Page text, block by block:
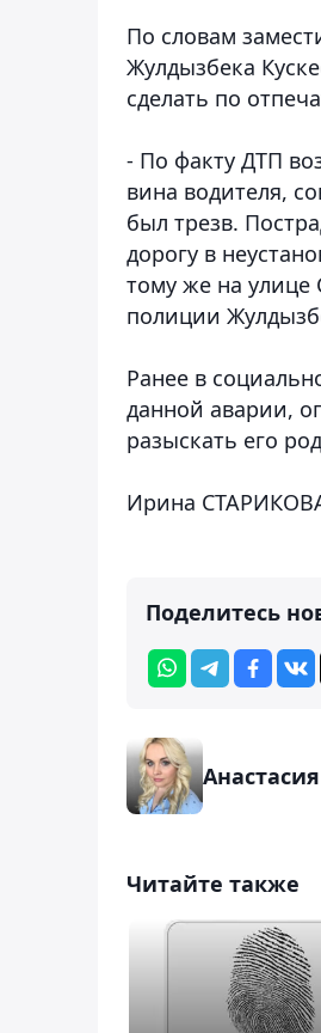
По словам
Жулдызбека
сделать по
- По факту ДТП
вина водителя,
был трезв.
дорогу в
тому же на улице
полиции
Ранее в
данной аварии,
разыскать его
Ирина
Поделитесь
Читайте также